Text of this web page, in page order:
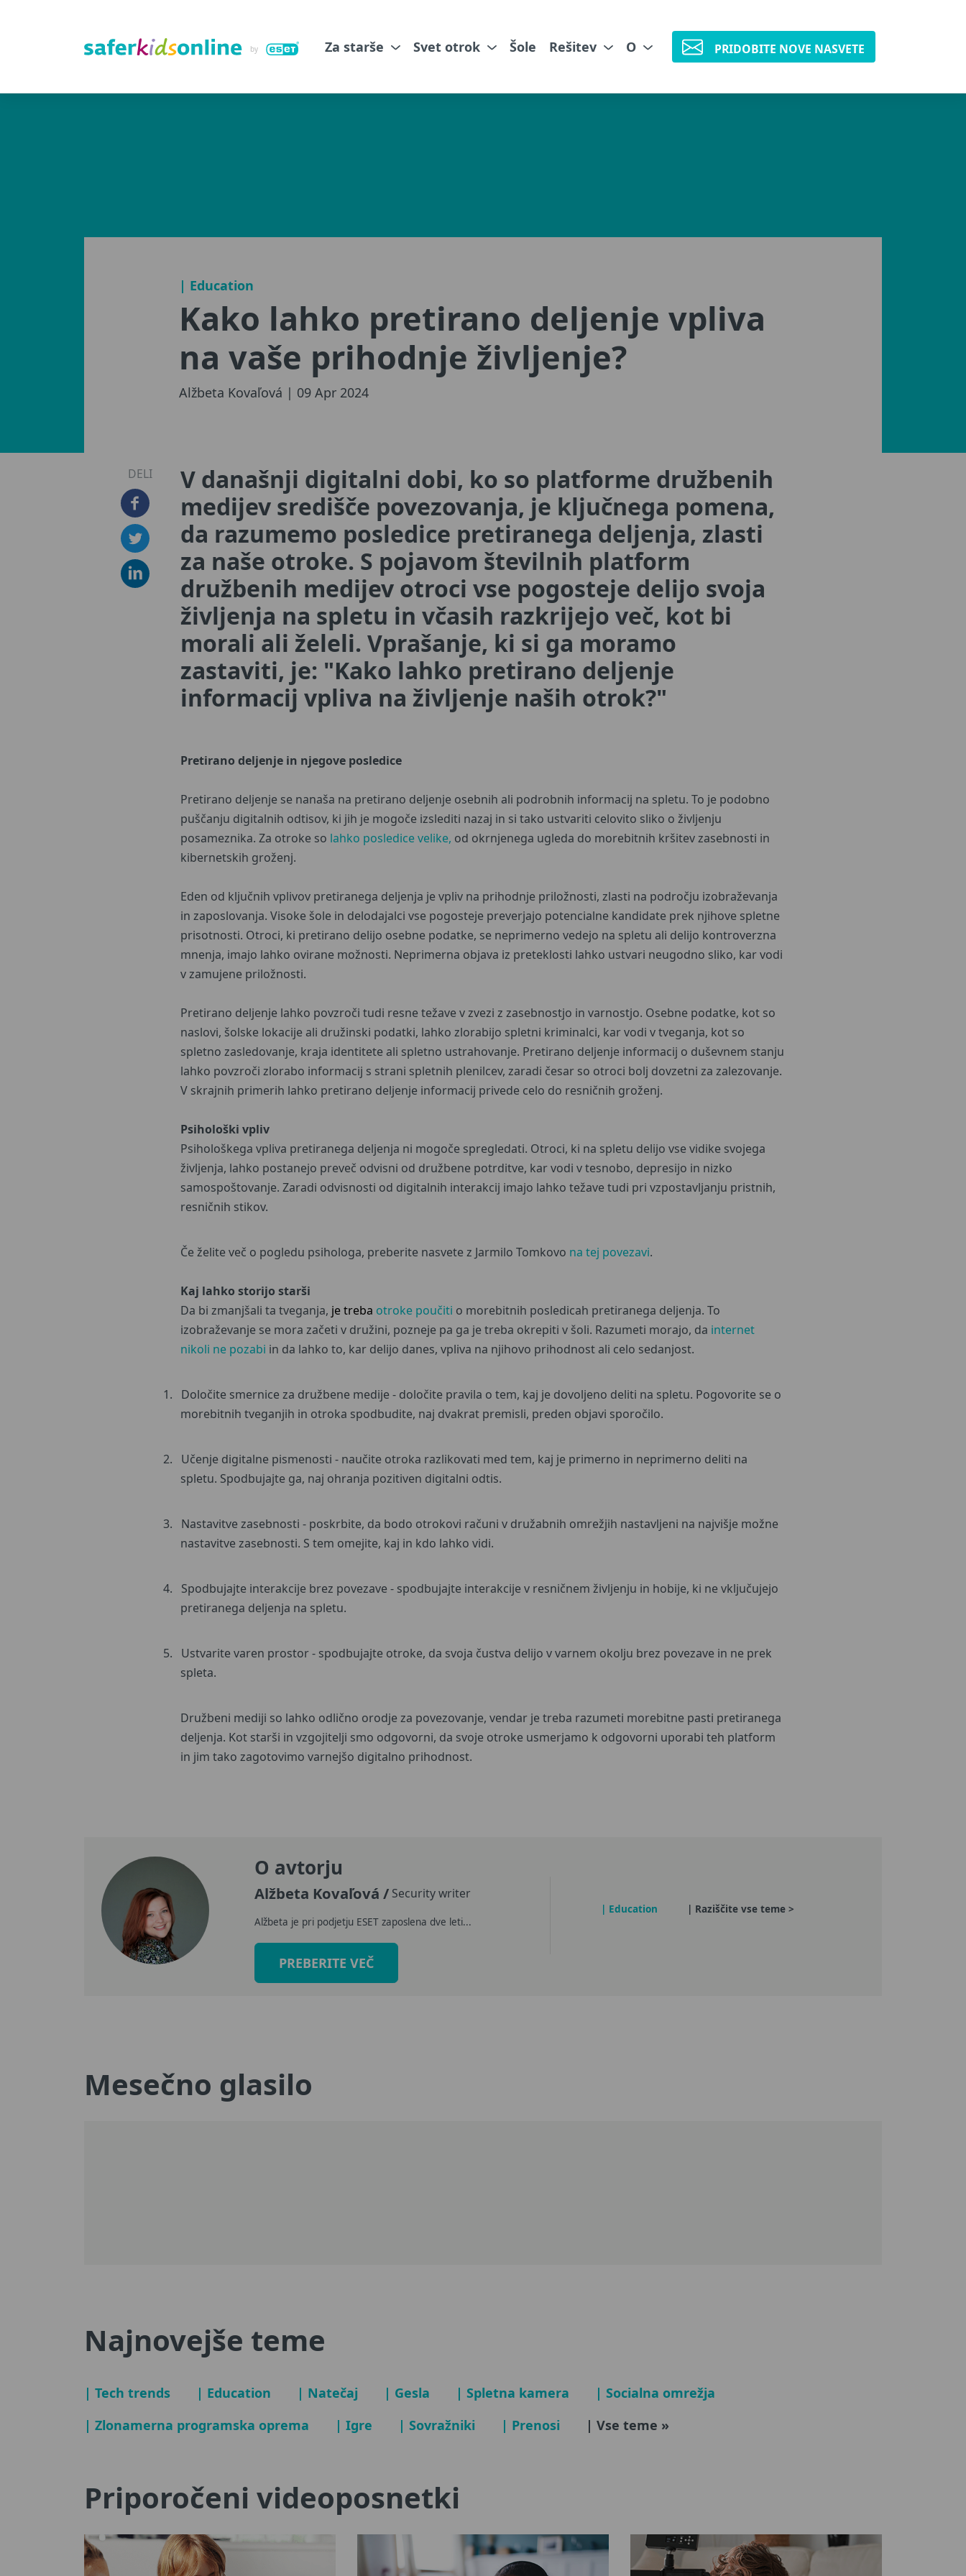
Za starše Svet otrok Šole Rešitev O PRIDOBITE NOVE NASVETE
| Education
Kako lahko pretirano deljenje vpliva
na vaše prihodnje življenje?
Alžbeta Kovaľová | 09 Apr 2024
DELI
V današnji digitalni dobi, ko so platforme družbenih
medijev središče povezovanja, je ključnega pomena,
da razumemo posledice pretiranega deljenja, zlasti
za naše otroke. S pojavom številnih platform
družbenih medijev otroci vse pogosteje delijo svoja
življenja na spletu in včasih razkrijejo več, kot bi
morali ali želeli. Vprašanje, ki si ga moramo
zastaviti, je: "Kako lahko pretirano deljenje
informacij vpliva na življenje naših otrok?"
Pretirano deljenje in njegove posledice
Pretirano deljenje se nanaša na pretirano deljenje osebnih ali podrobnih informacij na spletu. To je podobno
puščanju digitalnih odtisov, ki jih je mogoče izslediti nazaj in si tako ustvariti celovito sliko o življenju
posameznika. Za otroke so lahko posledice velike, od okrnjenega ugleda do morebitnih kršitev zasebnosti in
kibernetskih groženj.
Eden od ključnih vplivov pretiranega deljenja je vpliv na prihodnje priložnosti, zlasti na področju izobraževanja
in zaposlovanja. Visoke šole in delodajalci vse pogosteje preverjajo potencialne kandidate prek njihove spletne
prisotnosti. Otroci, ki pretirano delijo osebne podatke, se neprimerno vedejo na spletu ali delijo kontroverzna
mnenja, imajo lahko ovirane možnosti. Neprimerna objava iz preteklosti lahko ustvari neugodno sliko, kar vodi
v zamujene priložnosti.
Pretirano deljenje lahko povzroči tudi resne težave v zvezi z zasebnostjo in varnostjo. Osebne podatke, kot so
naslovi, šolske lokacije ali družinski podatki, lahko zlorabijo spletni kriminalci, kar vodi v tveganja, kot so
spletno zasledovanje, kraja identitete ali spletno ustrahovanje. Pretirano deljenje informacij o duševnem stanju
lahko povzroči zlorabo informacij s strani spletnih plenilcev, zaradi česar so otroci bolj dovzetni za zalezovanje.
V skrajnih primerih lahko pretirano deljenje informacij privede celo do resničnih groženj.
Psihološki vpliv
Psihološkega vpliva pretiranega deljenja ni mogoče spregledati. Otroci, ki na spletu delijo vse vidike svojega
življenja, lahko postanejo preveč odvisni od družbene potrditve, kar vodi v tesnobo, depresijo in nizko
samospoštovanje. Zaradi odvisnosti od digitalnih interakcij imajo lahko težave tudi pri vzpostavljanju pristnih,
resničnih stikov.
Če želite več o pogledu psihologa, preberite nasvete z Jarmilo Tomkovo na tej povezavi.
Kaj lahko storijo starši
Da bi zmanjšali ta tveganja, je treba otroke poučiti o morebitnih posledicah pretiranega deljenja. To
izobraževanje se mora začeti v družini, pozneje pa ga je treba okrepiti v šoli. Razumeti morajo, da internet
nikoli ne pozabi in da lahko to, kar delijo danes, vpliva na njihovo prihodnost ali celo sedanjost.
1.
Določite smernice za družbene medije - določite pravila o tem, kaj je dovoljeno deliti na spletu. Pogovorite se o
morebitnih tveganjih in otroka spodbudite, naj dvakrat premisli, preden objavi sporočilo.
2.
Učenje digitalne pismenosti - naučite otroka razlikovati med tem, kaj je primerno in neprimerno deliti na
spletu. Spodbujajte ga, naj ohranja pozitiven digitalni odtis.
3.
Nastavitve zasebnosti - poskrbite, da bodo otrokovi računi v družabnih omrežjih nastavljeni na najvišje možne
nastavitve zasebnosti. S tem omejite, kaj in kdo lahko vidi.
4.
Spodbujajte interakcije brez povezave - spodbujajte interakcije v resničnem življenju in hobije, ki ne vključujejo
pretiranega deljenja na spletu.
5.
Ustvarite varen prostor - spodbujajte otroke, da svoja čustva delijo v varnem okolju brez povezave in ne prek
spleta.
Družbeni mediji so lahko odlično orodje za povezovanje, vendar je treba razumeti morebitne pasti pretiranega
deljenja. Kot starši in vzgojitelji smo odgovorni, da svoje otroke usmerjamo k odgovorni uporabi teh platform
in jim tako zagotovimo varnejšo digitalno prihodnost.
O avtorju
Alžbeta Kovaľová / Security writer
Alžbeta je pri podjetju ESET zaposlena dve leti...
PREBERITE VEČ
| Education | Raziščite vse teme >
Mesečno glasilo
Najnovejše teme
| Tech trends | Education | Natečaj | Gesla | Spletna kamera
| Socialna omrežja
| Zlonamerna programska oprema
| Igre | Sovražniki | Prenosi | Vse teme »
Priporočeni videoposnetki